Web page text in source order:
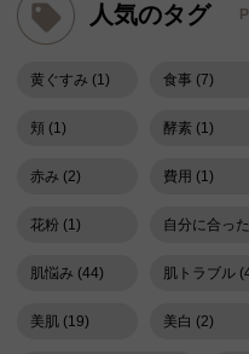
人気のタグ
黄ぐすみ (1) 食事 (7)
頬 (1) 酵素 (1)
赤み (2) 費用 (1)
花粉 (1) 自分に合っ
肌悩み (44) 肌トラブル
美肌 (19) 美白 (2)